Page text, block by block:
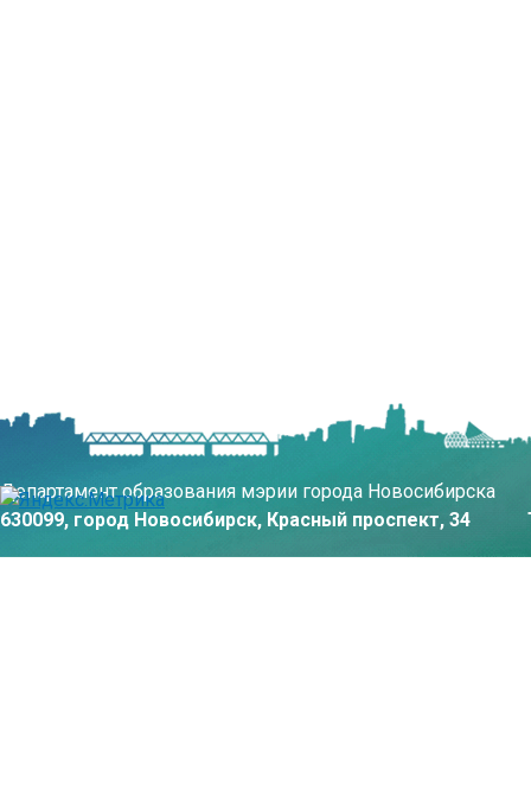
Департамент образования мэрии города Новосибирска
630099, город Новосибирск, Красный проспект, 34